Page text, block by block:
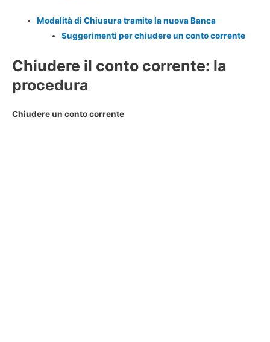
Modalità di Chiusura tramite la nuova Banca
Suggerimenti per chiudere un conto corrente
Chiudere il conto corrente: la
procedura
Chiudere un conto corrente